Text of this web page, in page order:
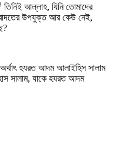
তিনিই আল্লাহ, যিনি তোমাদের
উপযুক্ত আর কেউ নেই,
হযরত আদম আলাইহিস সালাম
সালাম, যাকে হযরত আদম